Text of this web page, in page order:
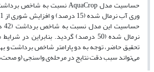
نرمال شده (50 درصد) گردید. بنابراین در
تحقیق حاضر، توجه به دو پارامتر شاخص برداشت و
می‌تواند سبب دقت نتایج در مرحله‌ی واسنجی (و